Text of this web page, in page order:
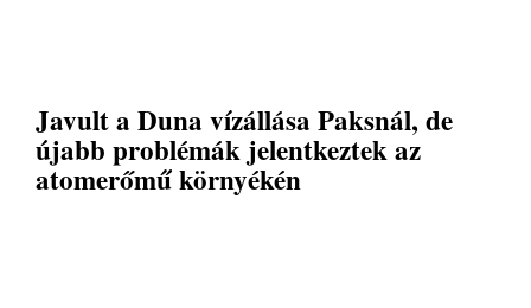
Javult a Duna vízállása Paksnál, de
újabb problémák jelentkeztek az
atomerőmű környékén